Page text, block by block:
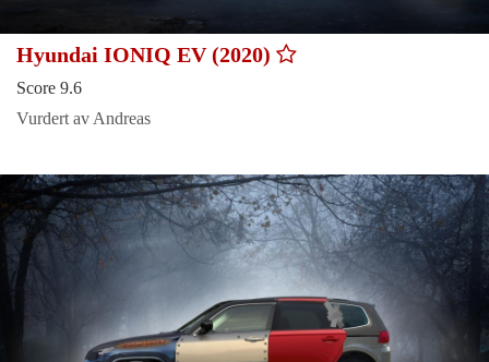
Hyundai IONIQ EV (2020)
Score 9.6
Vurdert av Andreas